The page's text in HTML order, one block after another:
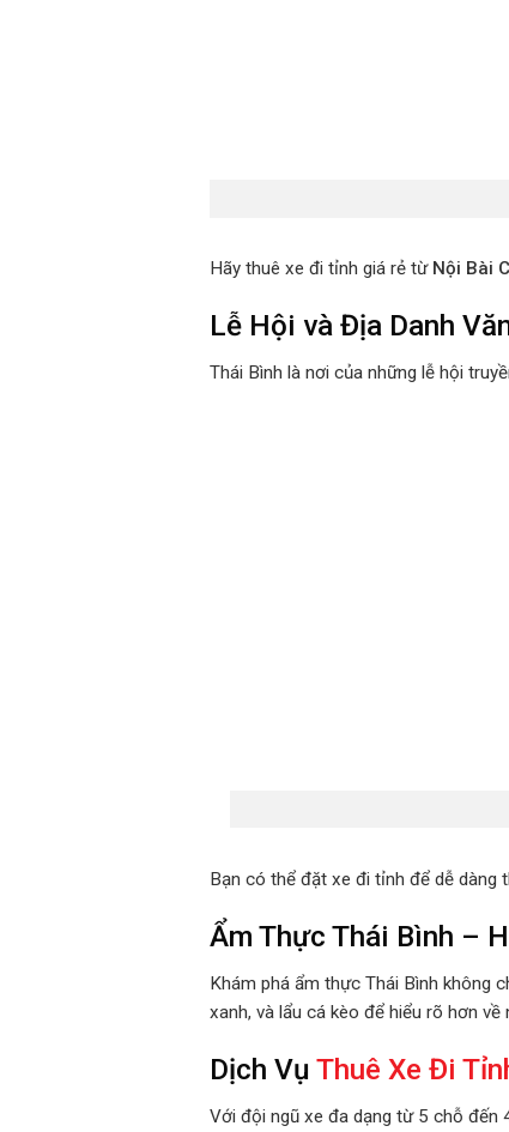
Hãy thuê xe đi tỉnh giá rẻ từ Nội Bài
Lễ Hội và Địa Danh
Thái Bình là nơi của những lễ hội
Bạn có thể đặt xe đi tỉnh để dễ dàng
Ẩm Thực Thái Bình –
Khám phá ẩm thực Thái Bình không
xanh, và lẩu cá kèo để hiểu rõ hơn
Dịch Vụ Thuê Xe Đi
Với đội ngũ xe đa dạng từ 5 chỗ đến